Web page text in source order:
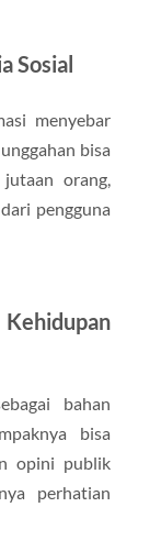
Sosial
menyebar
bisa
orang,
pengguna
bahan
bisa
opini publik
perhatian